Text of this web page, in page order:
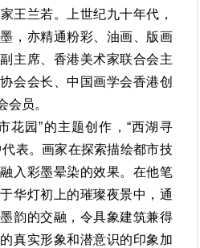
王兰若。上世纪九十年代，
，亦精通粉彩、油画、版画
主席、香港美术家联合会主
会会长、中国画学会香港创
会员。
花园”的主题创作，“西湖寻
表。画家在探索描绘都市技
入彩墨晕染的效果。在他笔
华灯初上的璀璨夜景中，通
韵的交融，令具象建筑兼得
真实形象和潜意识的印象加